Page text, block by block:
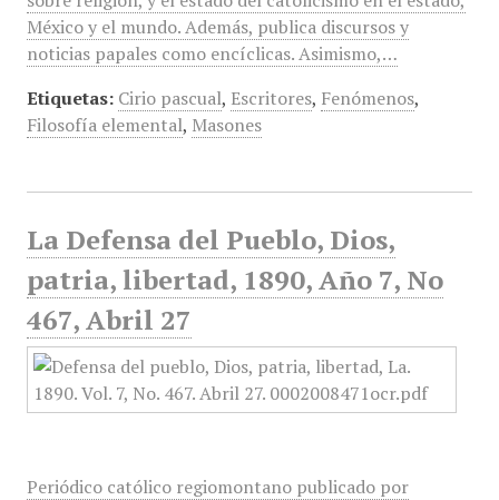
México y el mundo. Además, publica discursos y
noticias papales como encíclicas. Asimismo,…
Etiquetas: Cirio pascual, Escritores, Fenómenos,
Filosofía elemental, Masones
La Defensa del Pueblo, Dios,
patria, libertad, 1890, Año 7, No
467, Abril 27
Periódico católico regiomontano publicado por